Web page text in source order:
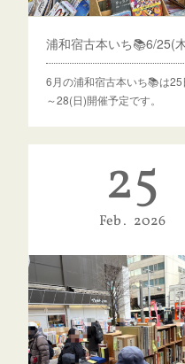
浦和宿古本いち📚6/25(
6月の浦和宿古本いち📚は25
～28(日)開催予定です。
25
Feb 2026